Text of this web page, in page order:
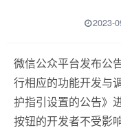
2023-
微信公众平台发布公
行相应的功能开发与
护指引设置的公告》
按钮的开发者不受影